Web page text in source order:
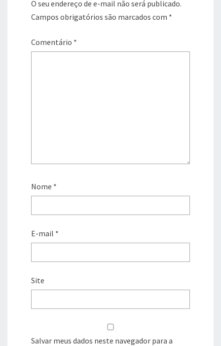
O seu endereço de e-mail não será publicado.
Campos obrigatórios são marcados com *
Comentário *
Nome *
E-mail *
Site
Salvar meus dados neste navegador para a